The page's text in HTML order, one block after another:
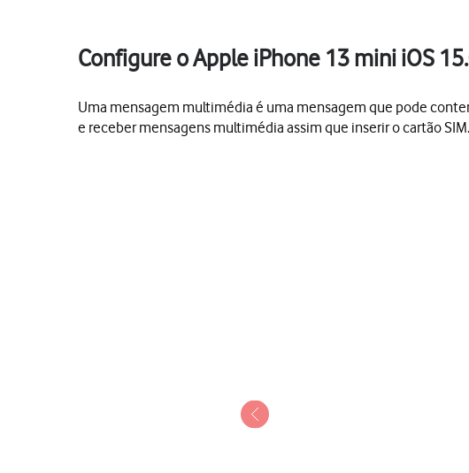
Configure o Apple iPhone 13 mini iOS
Uma mensagem multimédia é uma mensagem que pode
e receber mensagens multimédia assim que inserir o cartão